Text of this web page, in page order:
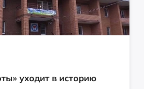
уходит в историю